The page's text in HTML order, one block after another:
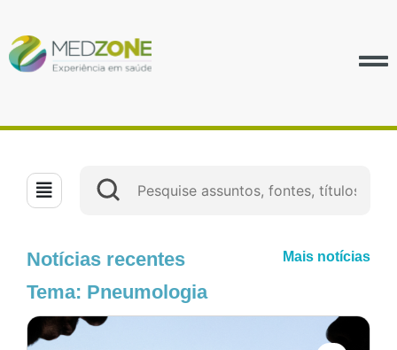
Notícias recentes Mais notícias
Tema: Pneumologia